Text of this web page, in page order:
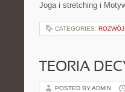
Joga i stretching i
CATEGORIES:
TEORIA
POSTED BY ADMIN